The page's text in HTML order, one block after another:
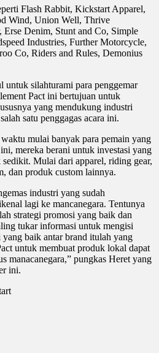
Flash Rabbit, Kickstart Apparel,
Wind, Union Well, Thrive
Denim, Stunt and Co, Simple
Industries, Further Motorcycle,
Co, Riders and Rules, Demonius
untuk silahturami para penggemar
Pact ini bertujuan untuk
yang mendukung industri
satu penggagas acara ini.
mulai banyak para pemain yang
mereka berani untuk investasi yang
Mulai dari apparel, riding gear,
dan produk custom lainnya.
industri yang sudah
lagi ke mancanegara. Tentunya
strategi promosi yang baik dan
tukar informasi untuk mengisi
baik antar brand itulah yang
untuk membuat produk lokal dapat
manacanegara,” pungkas Heret yang
ini.